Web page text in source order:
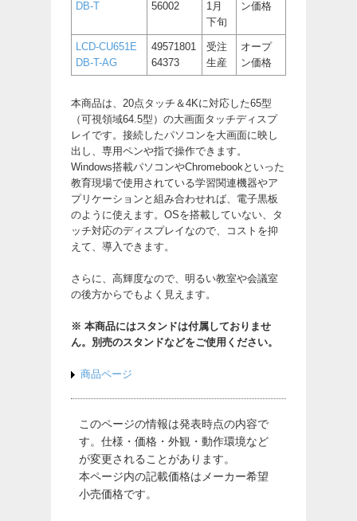
DB-T
56002
1月
下旬
ン価格
LCD-CU651E
DB-T-AG
49571801
64373
受注
生産
オープ
ン価格
本商品は、20点タッチ＆4Kに対応した65型
（可視領域64.5型）の大画面タッチディスプ
レイです。接続したパソコンを大画面に映し
出し、専用ペンや指で操作できます。
Windows搭載パソコンやChromebookといった
教育現場で使用されている学習関連機器やア
プリケーションと組み合わせれば、電子黒板
のように使えます。OSを搭載していない、タ
ッチ対応のディスプレイなので、コストを抑
えて、導入できます。
さらに、高輝度なので、明るい教室や会議室
の後方からでもよく見えます。
※ 本商品にはスタンドは付属しておりませ
ん。別売のスタンドなどをご使用ください。
商品ページ
このページの情報は発表時点の内容で
す。仕様・価格・外観・動作環境など
が変更されることがあります。
本ページ内の記載価格はメーカー希望
小売価格です。